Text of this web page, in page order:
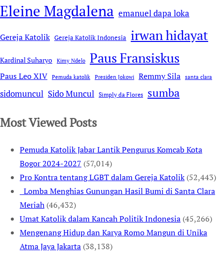
Eleine Magdalena emanuel dapa loka
Gereja Katolik Gereja Katolik Indonesia irwan hidayat
Kardinal Suharyo Kimy Ndelo Paus Fransiskus
Paus Leo XIV Pemuda katolik Presiden Jokowi Remmy Sila santa clara
sidomuncul Sido Muncul Simply da Flores sumba
Most Viewed Posts
Pemuda Katolik Jabar Lantik Pengurus Komcab Kota
Bogor 2024-2027 (57,014)
Pro Kontra tentang LGBT dalam Gereja Katolik (52,443)
Lomba Menghias Gunungan Hasil Bumi di Santa Clara
Meriah (46,432)
Umat Katolik dalam Kancah Politik Indonesia (45,266)
Mengenang Hidup dan Karya Romo Mangun di Unika
Atma Jaya Jakarta (38,138)